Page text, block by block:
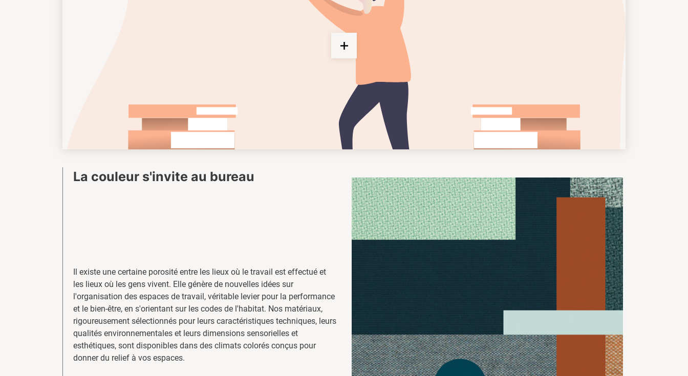
La couleur s'invite au bureau
Il existe une certaine porosité entre les lieux où le travail est effectué et
les lieux où les gens vivent. Elle génère de nouvelles idées sur
l'organisation des espaces de travail, véritable levier pour la performance
et le bien-être, en s'orientant sur les codes de l'habitat. Nos matériaux,
rigoureusement sélectionnés pour leurs caractéristiques techniques, leurs
qualités environnementales et leurs dimensions sensorielles et
esthétiques, sont disponibles dans des climats colorés conçus pour
donner du relief à vos espaces.